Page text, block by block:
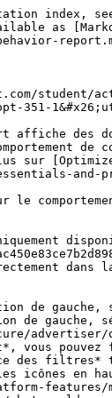
**Optimiser** icône, votre compte est éligible à la mise à niveau. Sélectionnez l’icône et obtenez le module complémentaire Optimize directement dans la plateforme !
{% endhint %}

1. Dans la barre de navigation de gauche, sélectionnez ![](/files/a76409e9f19dd8481423dbe8104ad0b572242238) **\[Optimize]**.
2. Dans le menu de navigation de gauche, sélectionnez **Audience →** [**Comportement**](https://app.impact.com/secure/advertiser/optimize/radius/Adv_Attribution_Report/r2120/report/viewReport.report?handle=insights_behavior_pm_only_2).
3. Ci-dessous *Comportement*, vous pouvez filtrer les données que vous souhaitez afficher. Sélectionnez **Appliquer** une fois